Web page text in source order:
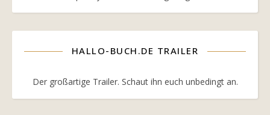
HALLO-BUCH.DE TRAILER
Der großartige Trailer. Schaut ihn euch unbedingt an.